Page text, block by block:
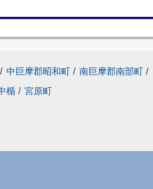
/ 中巨摩郡昭和町 / 南巨摩郡南部町 /
楯 / 宮原町